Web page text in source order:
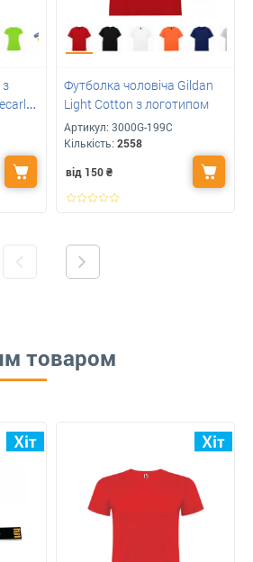
Футболка чоловіча Gildan
Light Cotton з логотипом
Артикул: 3000G-199C
Кількість: 2558
від 150₴
товаром